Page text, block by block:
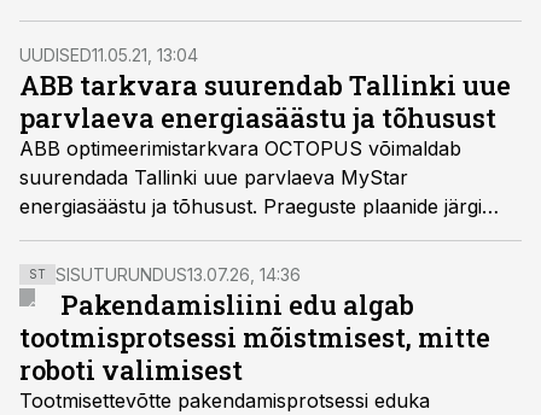
mootoreid. Uued nõuded tulenevad energiamõjuga
toodete ökodisaini direktiivist ja muutustega soovitakse
kaasa aidata ELi kliimaeesmärkide saavutamisele.
UUDISED11.05.21, 13:04
ABB tarkvara suurendab Tallinki uue
parvlaeva energiasäästu ja tõhusust
ABB optimeerimistarkvara OCTOPUS võimaldab
suurendada Tallinki uue parvlaeva MyStar
energiasäästu ja tõhusust. Praeguste plaanide järgi
peaks Soomes Rauma Marine Constructionsi
laevatehases ehitatav alus valmima 2022. aastal ning
hakkama sõitma Tallinna ja Helsingi vahel.
ST SISUTURUNDUS13.07.26, 14:36
Pakendamisliini edu algab
tootmisprotsessi mõistmisest, mitte
roboti valimisest
Tootmisettevõtte pakendamisprotsessi eduka